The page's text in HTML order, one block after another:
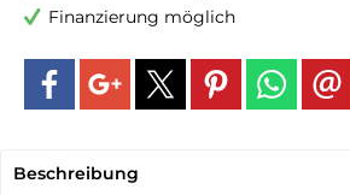
Finanzierung möglich
Beschreibung